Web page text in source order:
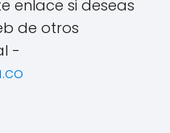
enlace si deseas
de otros
-